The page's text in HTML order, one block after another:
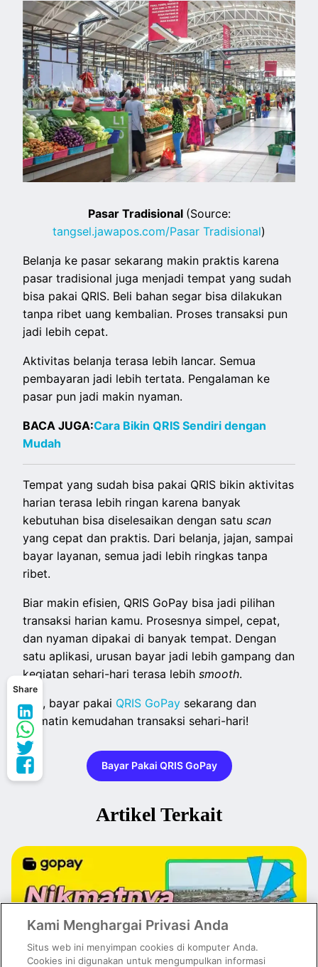
Share
Pasar Tradisional (Source:
tangsel.jawapos.com/Pasar Tradisional)
Belanja ke pasar sekarang makin praktis karena
pasar tradisional juga menjadi tempat yang sudah
bisa pakai QRIS. Beli bahan segar bisa dilakukan
tanpa ribet uang kembalian. Proses transaksi pun
jadi lebih cepat.
Aktivitas belanja terasa lebih lancar. Semua
pembayaran jadi lebih tertata. Pengalaman ke
pasar pun jadi makin nyaman.
BACA JUGA:Cara Bikin QRIS Sendiri dengan
Mudah
Tempat yang sudah bisa pakai QRIS bikin aktivitas
harian terasa lebih ringan karena banyak
kebutuhan bisa diselesaikan dengan satuscan
yang cepat dan praktis. Dari belanja, jajan, sampai
bayar layanan, semua jadi lebih ringkas tanpa
ribet.
Biar makin efisien, QRIS GoPay bisa jadi pilihan
transaksi harian kamu. Prosesnya simpel, cepat,
dan nyaman dipakai di banyak tempat. Dengan
satu aplikasi, urusan bayar jadi lebih gampang dan
kegiatan sehari-hari terasa lebihsmooth.
Yuk, bayar pakai QRIS GoPay sekarang dan
nikmatin kemudahan transaksi sehari-hari!
Bayar Pakai QRIS GoPay
Artikel Terkait
Kami Menghargai Privasi Anda
Situs web ini menyimpan cookies di komputer Anda.
Cookies ini digunakan untuk mengumpulkan informasi